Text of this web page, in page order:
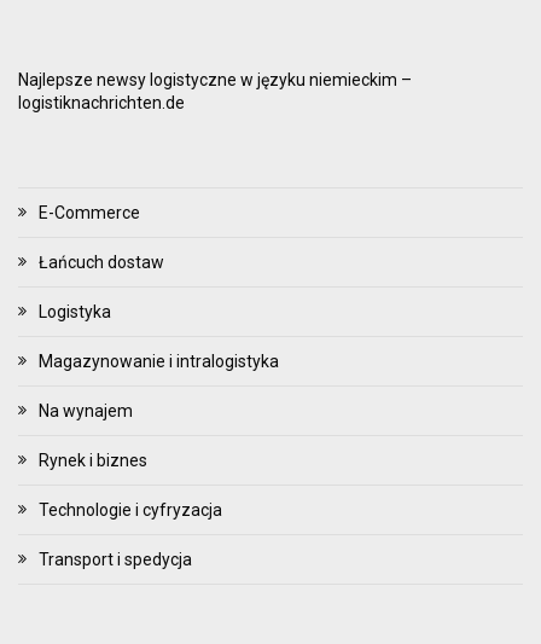
Najlepsze newsy logistyczne w języku niemieckim –
logistiknachrichten.de
E-Commerce
Łańcuch dostaw
Logistyka
Magazynowanie i intralogistyka
Na wynajem
Rynek i biznes
Technologie i cyfryzacja
Transport i spedycja